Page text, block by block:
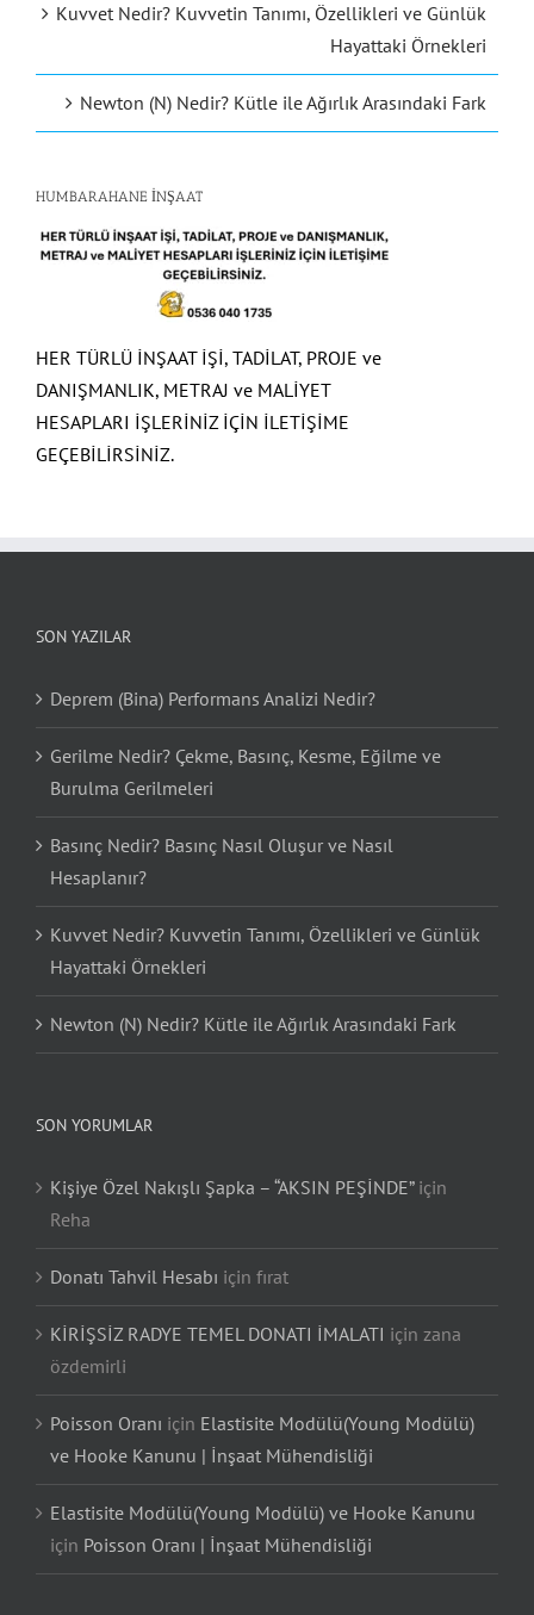
Kuvvet Nedir? Kuvvetin Tanımı, Özellikleri ve Günlük
Hayattaki Örnekleri
Newton (N) Nedir? Kütle ile Ağırlık Arasındaki Fark
HUMBARAHANE İNŞAAT
HER TÜRLÜ İNŞAAT İŞİ, TADİLAT, PROJE ve
DANIŞMANLIK, METRAJ ve MALİYET
HESAPLARI İŞLERİNİZ İÇİN İLETİŞİME
GEÇEBİLİRSİNİZ.
SON YAZILAR
Deprem (Bina) Performans Analizi Nedir?
Gerilme Nedir? Çekme, Basınç, Kesme, Eğilme ve
Burulma Gerilmeleri
Basınç Nedir? Basınç Nasıl Oluşur ve Nasıl
Hesaplanır?
Kuvvet Nedir? Kuvvetin Tanımı, Özellikleri ve Günlük
Hayattaki Örnekleri
Newton (N) Nedir? Kütle ile Ağırlık Arasındaki Fark
SON YORUMLAR
Kişiye Özel Nakışlı Şapka – “AKSIN PEŞİNDE”için
Reha
Donatı Tahvil Hesabı için fırat
KİRİŞSİZ RADYE TEMEL DONATI İMALATI için zana
özdemirli
Poisson Oranı için Elastisite Modülü(Young Modülü)
ve Hooke Kanunu | İnşaat Mühendisliği
Elastisite Modülü(Young Modülü) ve Hooke Kanunu
için Poisson Oranı | İnşaat Mühendisliği